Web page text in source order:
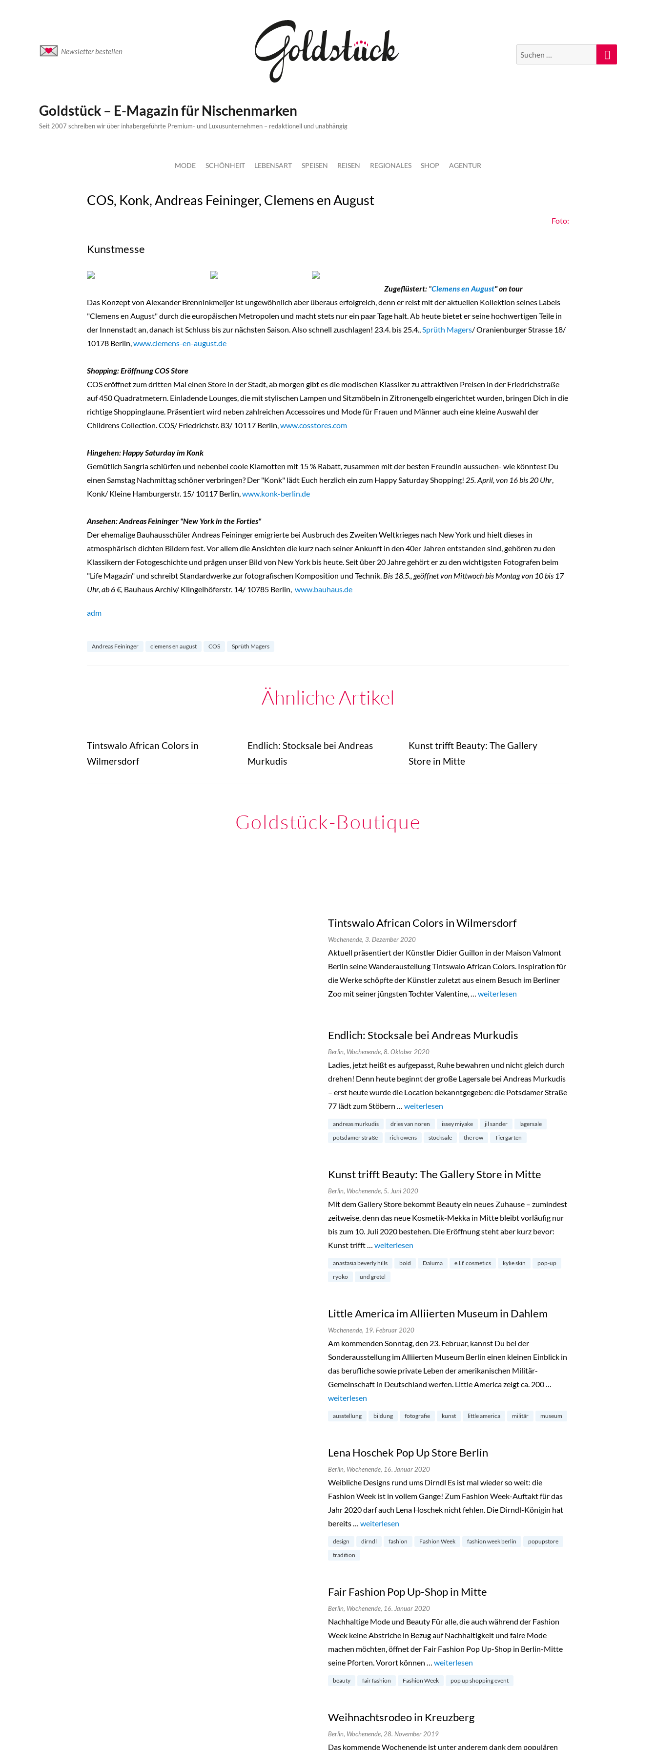
Newsletter bestellen
Suche
nach:
Suchen
Goldstück – E-Magazin für Nischenmarken
Seit 2007 schreiben wir über inhabergeführte Premium- und Luxusunternehmen – redaktionell und unabhängig
MODE SCHÖNHEIT LEBENSART SPEISEN REISEN REGIONALES SHOP AGENTUR
COS, Konk, Andreas Feininger, Clemens en August
Foto:
Kunstmesse
Zugeflüstert: "Clemens en August" on tour
Das Konzept von Alexander Brenninkmeijer ist ungewöhnlich aber überaus erfolgreich, denn er reist mit der aktuellen Kollektion seines Labels
"Clemens en August" durch die europäischen Metropolen und macht stets nur ein paar Tage halt. Ab heute bietet er seine hochwertigen Teile in
der Innenstadt an, danach ist Schluss bis zur nächsten Saison. Also schnell zuschlagen! 23.4. bis 25.4.,Sprüth Magers/ Oranienburger Strasse 18/
10178 Berlin,www.clemens-en-august.de
Shopping: Eröffnung COS Store
COS eröffnet zum dritten Mal einen Store in der Stadt, ab morgen gibt es die modischen Klassiker zu attraktiven Preisen in der Friedrichstraße
auf 450 Quadratmetern. Einladende Lounges, die mit stylischen Lampen und Sitzmöbeln in Zitronengelb eingerichtet wurden, bringen Dich in die
richtige Shoppinglaune. Präsentiert wird neben zahlreichen Accessoires und Mode für Frauen und Männer auch eine kleine Auswahl der
Childrens Collection. COS/ Friedrichstr. 83/ 10117 Berlin,www.cosstores.com
Hingehen: Happy Saturday im Konk
Gemütlich Sangria schlürfen und nebenbei coole Klamotten mit 15 % Rabatt, zusammen mit der besten Freundin aussuchen- wie könntest Du
einen Samstag Nachmittag schöner verbringen? Der "Konk" lädt Euch herzlich ein zum Happy Saturday Shopping! 25. April, von 16 bis 20 Uhr,
Konk/ Kleine Hamburgerstr. 15/ 10117 Berlin,www.konk-berlin.de
Ansehen: Andreas Feininger "New York in the Forties"
Der ehemalige Bauhausschüler Andreas Feininger emigrierte bei Ausbruch des Zweiten Weltkrieges nach New York und hielt dieses in
atmosphärisch dichten Bildern fest. Vor allem die Ansichten die kurz nach seiner Ankunft in den 40er Jahren entstanden sind, gehören zu den
Klassikern der Fotogeschichte und prägen unser Bild von New York bis heute. Seit über 20 Jahre gehört er zu den wichtigsten Fotografen beim
"Life Magazin" und schreibt Standardwerke zur fotografischen Komposition und Technik. Bis 18.5., geöffnet von Mittwoch bis Montag von 10 bis 17
Uhr, ab 6 €, Bauhaus Archiv/ Klingelhöferstr. 14/ 10785 Berlin, www.bauhaus.de
adm
Andreas Feininger clemens en august COS Sprüth Magers
Ähnliche Artikel
Tintswalo African Colors in
Wilmersdorf
Endlich: Stocksale bei Andreas
Murkudis
Kunst trifft Beauty: The Gallery
Store in Mitte
Goldstück-Boutique
Tintswalo African Colors in Wilmersdorf
Wochenende, 3. Dezember 2020
Aktuell präsentiert der Künstler Didier Guillon in der Maison Valmont
Berlin seine Wanderaustellung Tintswalo African Colors. Inspiration für
die Werke schöpfte der Künstler zuletzt aus einem Besuch im Berliner
Zoo mit seiner jüngsten Tochter Valentine, … „Tintswalo African Colors in Wilmersdorf“
weiterlesen
Endlich: Stocksale bei Andreas Murkudis
Berlin, Wochenende, 8. Oktober 2020
Ladies, jetzt heißt es aufgepasst, Ruhe bewahren und nicht gleich durch
drehen! Denn heute beginnt der große Lagersale bei Andreas Murkudis
– erst heute wurde die Location bekanntgegeben: die Potsdamer Straße
77 lädt zum Stöbern … „Endlich: Stocksale bei Andreas Murkudis“
weiterlesen
andreas murkudis dries van noren issey miyake jil sander
lagersale
potsdamer straße
rick owens stocksale the row Tiergarten
Kunst trifft Beauty: The Gallery Store in Mitte
Berlin, Wochenende, 5. Juni 2020
Mit dem Gallery Store bekommt Beauty ein neues Zuhause – zumindest
zeitweise, denn das neue Kosmetik-Mekka in Mitte bleibt vorläufig nur
bis zum 10. Juli 2020 bestehen. Die Eröffnung steht aber kurz bevor:
Kunst trifft … „Kunst trifft Beauty: The Gallery Store in Mitte“
weiterlesen
anastasia beverly hills bold Daluma e.l.f. cosmetics kylie skin
pop-up
ryoko
und gretel
Little America im Alliierten Museum in Dahlem
Wochenende, 19. Februar 2020
Am kommenden Sonntag, den 23. Februar, kannst Du bei der
Sonderausstellung im Alliierten Museum Berlin einen kleinen Einblick in
das berufliche sowie private Leben der amerikanischen Militär-
Gemeinschaft in Deutschland werfen. Little America zeigt ca. 200 …
„Little America im Alliierten Museum in Dahlem“
weiterlesen
ausstellung bildung fotografie kunst little america militär museum
Lena Hoschek Pop Up Store Berlin
Berlin, Wochenende, 16. Januar 2020
Weibliche Designs rund ums Dirndl Es ist mal wieder so weit: die
Fashion Week ist in vollem Gange! Zum Fashion Week-Auftakt für das
Jahr 2020 darf auch Lena Hoschek nicht fehlen. Die Dirndl-Königin hat
bereits … „Lena Hoschek Pop Up Store Berlin“
weiterlesen
design dirndl fashion Fashion Week fashion week berlin
popupstore
tradition
Fair Fashion Pop Up-Shop in Mitte
Berlin, Wochenende, 16. Januar 2020
Nachhaltige Mode und Beauty Für alle, die auch während der Fashion
Week keine Abstriche in Bezug auf Nachhaltigkeit und faire Mode
machen möchten, öffnet der Fair Fashion Pop Up-Shop in Berlin-Mitte
seine Pforten. Vorort können … „Fair Fashion Pop Up-Shop in Mitte“
weiterlesen
beauty fair fashion Fashion Week pop up shopping event
Weihnachtsrodeo in Kreuzberg
Berlin, Wochenende, 28. November 2019
Das kommende Wochenende ist unter anderem dank dem populären